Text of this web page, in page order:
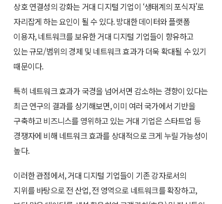
상호 연결성의 강화는 거대 디지털 기업이 ‘생태계의 포식자’로
자리잡게 하는 요인이 될 수 있다. 방대한 데이터와 플랫폼
이용자, 네트워크를 보유한 거대 디지털 기업들이 향유하고
있는 규모/범위의 경제 및 네트워크 효과가 더욱 확대될 수 있기
때문이다.
특히 네트워크 효과가 국경을 넘어서면 감소하는 경향이 있다는
최근 연구의 결과를 상기해보면, 이미 여러 국가에서 기반을
구축하고 비즈니스를 영위하고 있는 거대 기업은 스타트업 등
경쟁자에 비해 네트워크 효과를 상대적으로 크게 누릴 가능성이
높다.
이러한 관점에서, 거대 디지털 기업들이 기존 강자로서의
지위를 바탕으로 전 산업, 전 영역으로 네트워크를 확장하고,